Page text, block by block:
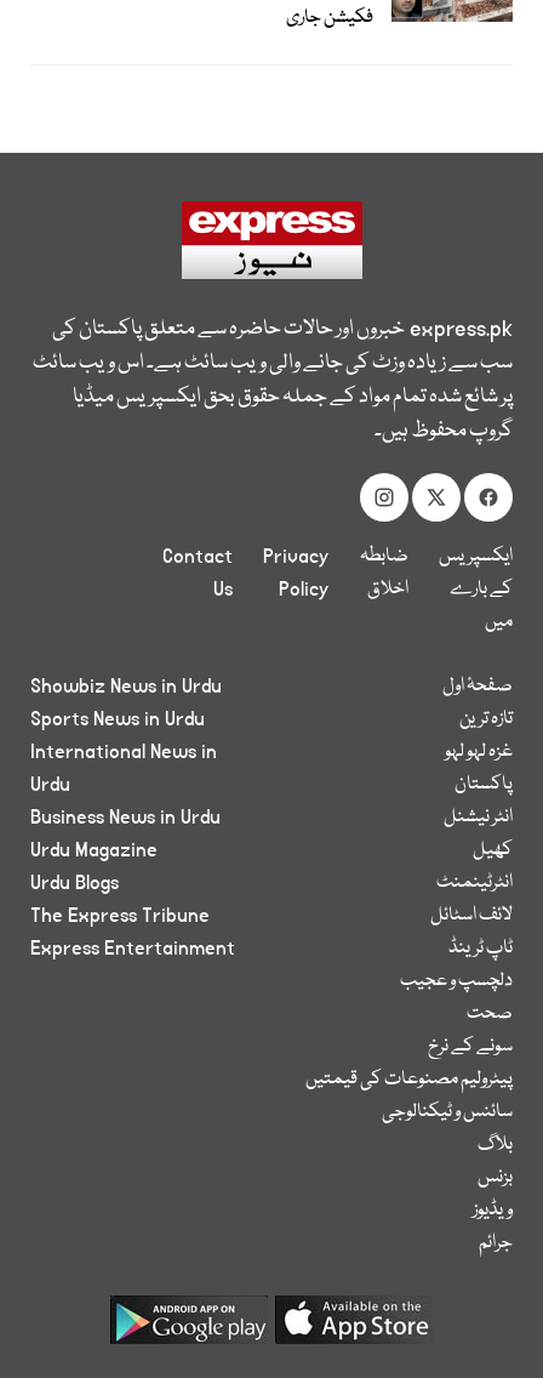
فکیشن جاری
express.pkخبروں اور حالات حاضرہ سے متعلق پاکستان کی
سب سے زیادہ وزٹ کی جانے والی ویب سائٹ ہے۔ اس ویب سائٹ
پر شائع شدہ تمام مواد کے جملہ حقوق بحق ایکسپریس میڈیا
گروپ محفوظ ہیں۔
ایکسپریس
کے بارے
میں
ضابطہ
اخلاق
Privacy
Policy
Contact
Us
صفحۂ اول
تازہ ترین
غزہ لہو لہو
پاکستان
انٹر نیشنل
کھیل
انٹرٹینمنٹ
لائف اسٹائل
ٹاپ ٹرینڈ
دلچسپ و عجیب
صحت
سونے کے نرخ
پیٹرولیم مصنوعات کی قیمتیں
سائنس و ٹیکنالوجی
بلاگ
بزنس
ویڈیوز
جرائم
Showbiz News in Urdu
Sports News in Urdu
International News in
Urdu
Business News in Urdu
Urdu Magazine
Urdu Blogs
The Express Tribune
Express Entertainment